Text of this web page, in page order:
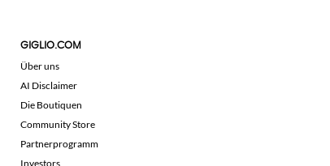
GIGLIO.COM
Über uns
AI Disclaimer
Die Boutiquen
Community Store
Partnerprogramm
Investors